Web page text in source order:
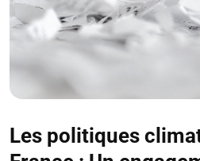
Les politiques